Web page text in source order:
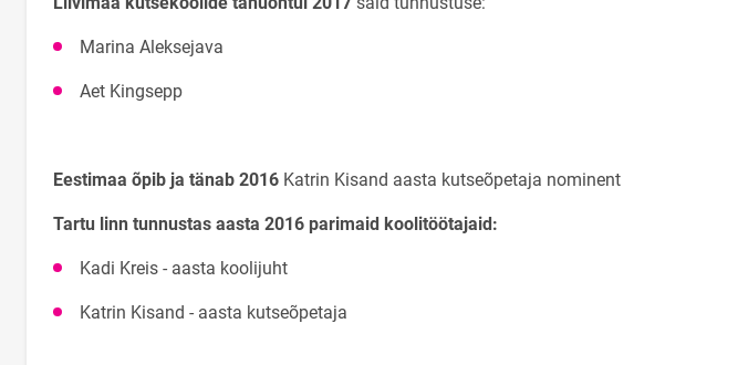
Marina Aleksejava
Aet Kingsepp
Eestimaa õpib ja tänab 2016 Katrin Kisand aasta kutseõpetaja nominent
Tartu linn tunnustas aasta 2016 parimaid koolitöötajaid:
Kadi Kreis - aasta koolijuht
Katrin Kisand - aasta kutseõpetaja